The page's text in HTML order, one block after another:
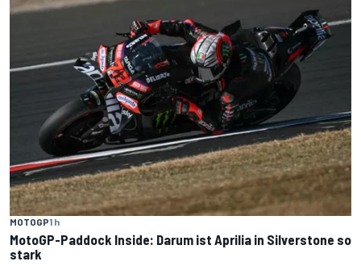
MOTOGP1 h
MotoGP-Paddock Inside: Darum ist Aprilia in Silverstone so
stark